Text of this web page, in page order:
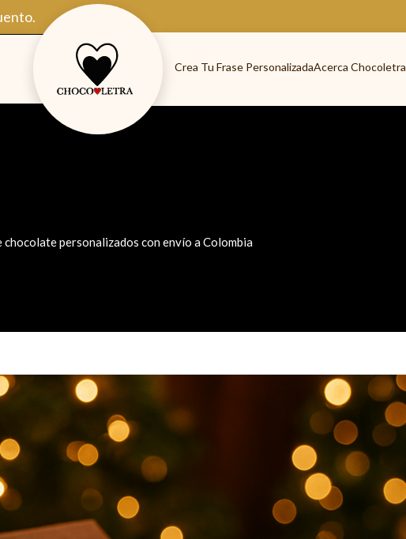
Crea Tu Frase PersonalizadaAcerca Chocoletra
chocolate personalizados con envío a Colombia